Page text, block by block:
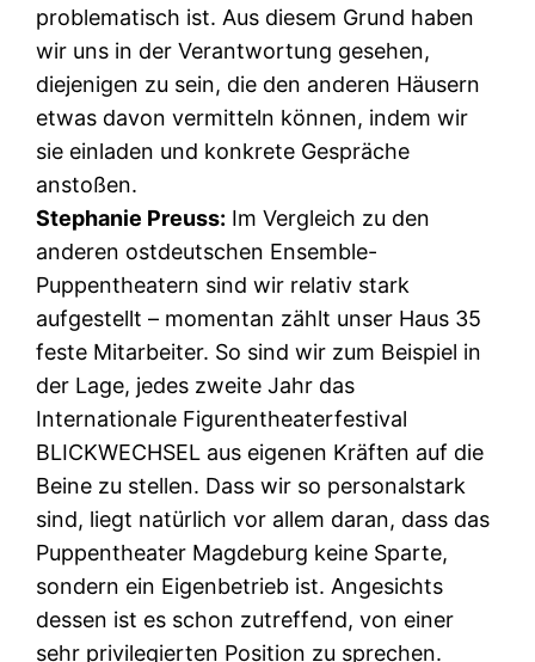
problematisch ist. Aus diesem Grund haben
wir uns in der Verantwortung gesehen,
diejenigen zu sein, die den anderen Häusern
etwas davon vermitteln können, indem wir
sie einladen und konkrete Gespräche
anstoßen.
Stephanie Preuss: Im Vergleich zu den
anderen ostdeutschen Ensemble-
Puppentheatern sind wir relativ stark
aufgestellt – momentan zählt unser Haus 35
feste Mitarbeiter. So sind wir zum Beispiel in
der Lage, jedes zweite Jahr das
Internationale Figurentheaterfestival
BLICKWECHSEL aus eigenen Kräften auf die
Beine zu stellen. Dass wir so personalstark
sind, liegt natürlich vor allem daran, dass das
Puppentheater Magdeburg keine Sparte,
sondern ein Eigenbetrieb ist. Angesichts
dessen ist es schon zutreffend, von einer
sehr privilegierten Position zu sprechen.